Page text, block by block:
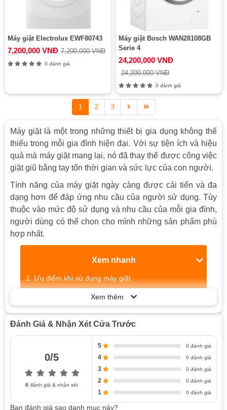
Máy giặt Electrolux EWF80743
7,200,000 VNĐ 7,200,000 VNĐ
0 đánh giá
Máy giặt Bosch WAN28108GB
Serie 4
24,200,000 VNĐ
24,200,000 VNĐ
0 đánh giá
1 2 3
Máy giặt là một trong những thiết bị gia dụng không thể
thiếu trong mỗi gia đình hiện đại. Với sự tiện ích và hiệu
quả mà máy giặt mang lại, nó đã thay thế được công việc
giặt giũ bằng tay tốn thời gian và sức lực của con người.
Tính năng của máy giặt ngày càng được cải tiến và đa
dạng hơn để đáp ứng nhu cầu của người sử dụng. Tùy
thuộc vào mức độ sử dụng và nhu cầu của mỗi gia đình,
người dùng có thể chọn cho mình những sản phẩm phù
hợp nhất.
Xem nhanh
Ưu điểm khi sử dụng máy giặt
Các tiêu chí lựa chọn máy giặt
Dung tích:
Công suất tiêu thụ điện:
Tính năng giặt:
Phụ kiện:
Thương hiệu và giá cả:
Xem thêm
Đánh Giá & Nhận Xét Cửa Trước
0/5
0đánh giá & nhận xét
5 0 đánh giá
4 0 đánh giá
3 0 đánh giá
2 0 đánh giá
1 0 đánh giá
Bạn đánh giá sao danh mục này?